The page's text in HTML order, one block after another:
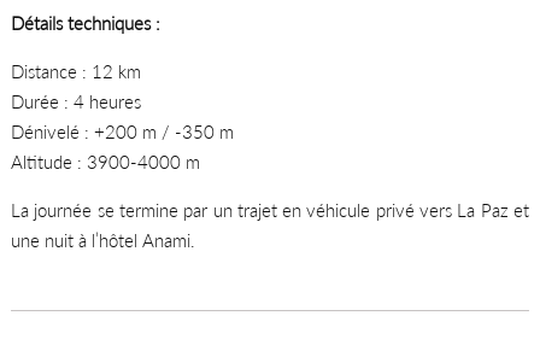
Détails techniques :
Distance : 12 km
Durée : 4 heures
Dénivelé : +200 m / -350 m
Altitude : 3900-4000 m
La journée se termine par un trajet en véhicule privé vers La Paz et
une nuit à l’hôtel Anami.